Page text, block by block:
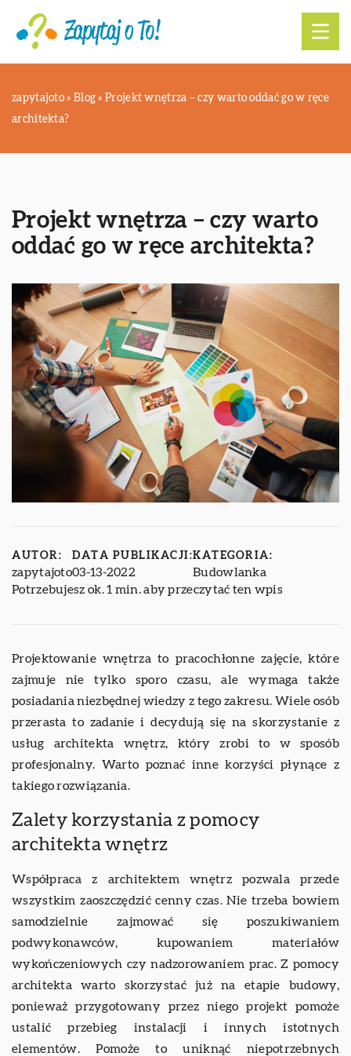
zapytajoto » Blog »Projekt wnętrza – czy warto oddać go w ręce
architekta?
Projekt wnętrza – czy warto
oddać go w ręce architekta?
AUTOR:
zapytajoto
DATA PUBLIKACJI:
03-13-2022
KATEGORIA:
Budowlanka
Potrzebujesz ok. 1 min. aby przeczytać ten wpis
Projektowanie wnętrza to pracochłonne zajęcie, które
zajmuje nie tylko sporo czasu, ale wymaga także
posiadania niezbędnej wiedzy z tego zakresu. Wiele osób
przerasta to zadanie i decydują się na skorzystanie z
usług architekta wnętrz, który zrobi to w sposób
profesjonalny. Warto poznać inne korzyści płynące z
takiego rozwiązania.
Zalety korzystania z pomocy
architekta wnętrz
Współpraca z architektem wnętrz pozwala przede
wszystkim zaoszczędzić cenny czas. Nie trzeba bowiem
samodzielnie zajmować się poszukiwaniem
podwykonawców, kupowaniem materiałów
wykończeniowych czy nadzorowaniem prac. Z pomocy
architekta warto skorzystać już na etapie budowy,
ponieważ przygotowany przez niego projekt pomoże
ustalić przebieg instalacji i innych istotnych
elementów. Pomoże to uniknąć niepotrzebnych